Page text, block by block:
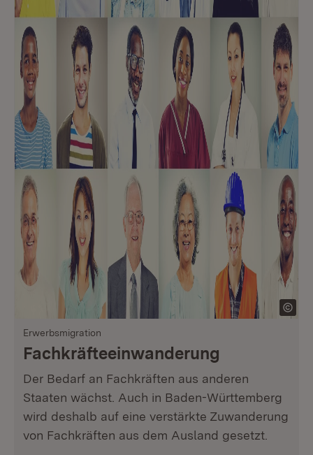
Erwerbsmigration
Fachkräfteeinwanderung
Der Bedarf an Fachkräften aus anderen
Staaten wächst. Auch in Baden-Württemberg
wird deshalb auf eine verstärkte Zuwanderung
von Fachkräften aus dem Ausland gesetzt.